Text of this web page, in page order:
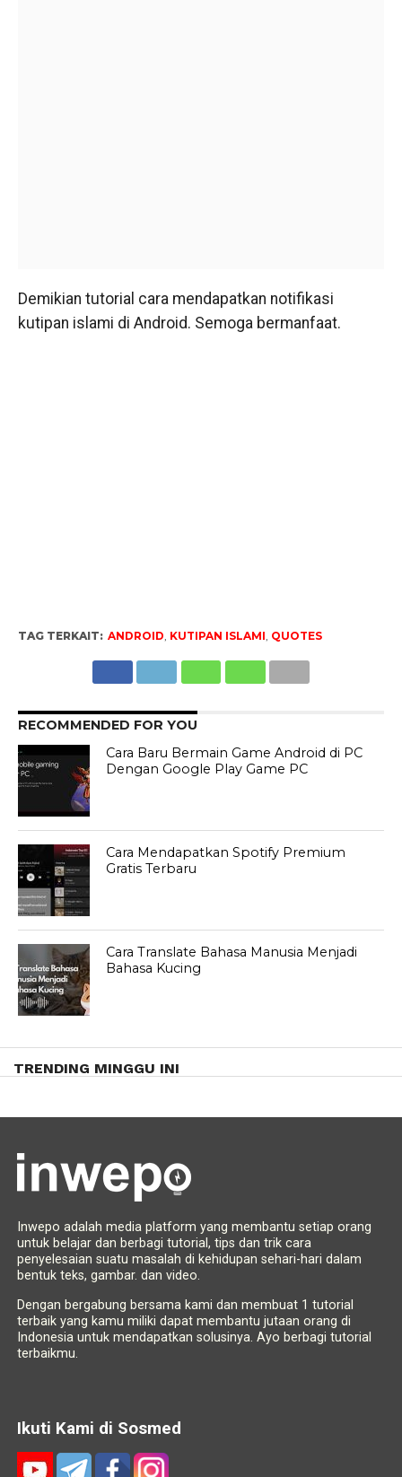
Demikian tutorial cara mendapatkan notifikasi
kutipan islami di Android. Semoga bermanfaat.
TAG TERKAIT: ANDROID KUTIPAN ISLAMI QUOTES
RECOMMENDED FOR YOU
Cara Baru Bermain Game Android di PC
Dengan Google Play Game PC
Cara Mendapatkan Spotify Premium
Gratis Terbaru
Cara Translate Bahasa Manusia Menjadi
Bahasa Kucing
TRENDING MINGGU INI
Inwepo adalah media platform yang membantu setiap orang
untuk belajar dan berbagi tutorial, tips dan trik cara
penyelesaian suatu masalah di kehidupan sehari-hari dalam
bentuk teks, gambar. dan video.
Dengan bergabung bersama kami dan membuat 1 tutorial
terbaik yang kamu miliki dapat membantu jutaan orang di
Indonesia untuk mendapatkan solusinya. Ayo berbagi tutorial
terbaikmu.
Ikuti Kami di Sosmed